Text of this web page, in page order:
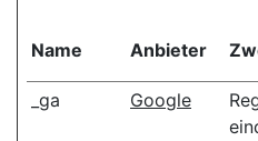
Name Anbieter
_ga
Google